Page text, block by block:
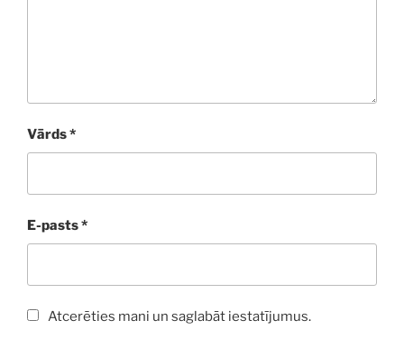
Vārds*
E-pasts*
Atcerēties mani un saglabāt iestatījumus.